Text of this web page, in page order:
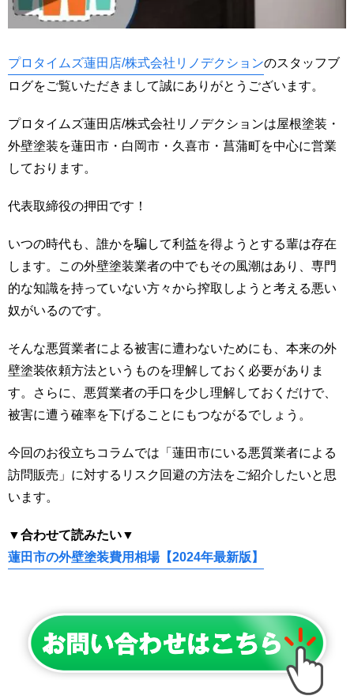
プロタイムズ蓮田店/株式会社リノデクションのスタッフブ
ログをご覧いただきまして誠にありがとうございます。
プロタイムズ蓮田店/株式会社リノデクションは屋根塗装・
外壁塗装を蓮田市・白岡市・久喜市・菖蒲町を中心に営業
しております。
代表取締役の押田です！
いつの時代も、誰かを騙して利益を得ようとする輩は存在
します。この外壁塗装業者の中でもその風潮はあり、専門
的な知識を持っていない方々から搾取しようと考える悪い
奴がいるのです。
そんな悪質業者による被害に遭わないためにも、本来の外
壁塗装依頼方法というものを理解しておく必要がありま
す。さらに、悪質業者の手口を少し理解しておくだけで、
被害に遭う確率を下げることにもつながるでしょう。
今回のお役立ちコラムでは「蓮田市にいる悪質業者による
訪問販売」に対するリスク回避の方法をご紹介したいと思
います。
▼合わせて読みたい▼
蓮田市の外壁塗装費用相場【2024年最新版】